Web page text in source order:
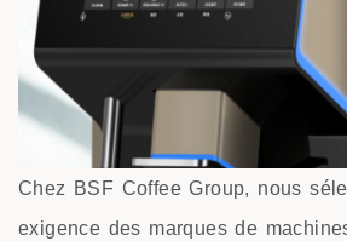
Chez BSF Coffee Group, nous
exigence des marques de